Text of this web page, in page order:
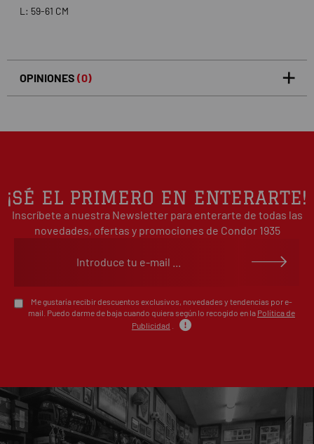
L: 59-61 CM
OPINIONES (0)
5
4
0%
estrellas
0%
1
estrellas 0%
¡SÉ EL PRIMERO EN ENTERARTE!
Inscríbete a nuestra Newsletter para enterarte de todas las
novedades, ofertas y promociones de Condor 1935
Me gustaría recibir descuentos exclusivos, novedades y tendencias por e-
mail. Puedo darme de baja cuando quiera según lo recogido en la Política de
Publicidad